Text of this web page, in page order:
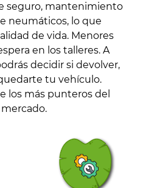
seguro, mantenimiento
neumáticos, lo que
de vida. Menores
en los talleres. A
decidir si devolver,
tu vehículo.
los más punteros del
mercado.